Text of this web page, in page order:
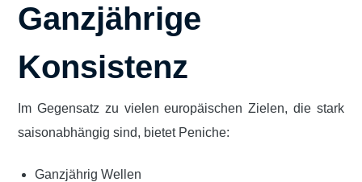
Ganzjährige
Konsistenz
Im Gegensatz zu vielen europäischen Zielen, die stark
saisonabhängig sind, bietet Peniche:
Ganzjährig Wellen